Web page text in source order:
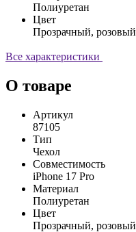
Полиуретан
Цвет
Прозрачный, розовый
Все характеристики
О товаре
Артикул
87105
Тип
Чехол
Совместимость
iPhone 17 Pro
Материал
Полиуретан
Цвет
Прозрачный, розовый